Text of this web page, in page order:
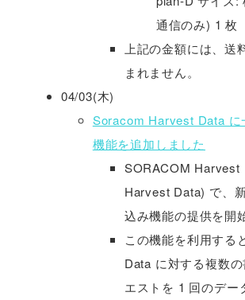
通信のみ) 1 枚
上記の金額には、送
まれません。
04/03(木)
Soracom Harvest Data に
機能を追加しました
SORACOM Harvest
Harvest Data) で、
込み機能の提供を開
この機能を利用する
Data に対する複数
エストを 1 回のデー